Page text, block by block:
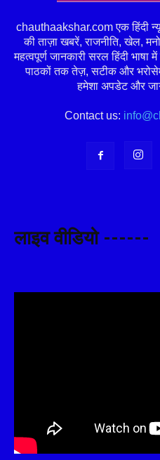
chauthaakshar.com एक हिंदी
की ताज़ा खबरें, राजनीति, खेल,
महत्वपूर्ण जानकारी सरल हिंदी भाषा
पाठकों तक तेज़, सटीक और
हमेशा अपडेट और
Contact us:
लाइव वीडियो ------